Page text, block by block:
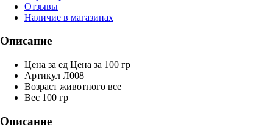
Отзывы
Наличие в магазинах
Описание
Цена за ед Цена за 100 гр
Артикул Л008
Возраст животного все
Вес 100 гр
Описание